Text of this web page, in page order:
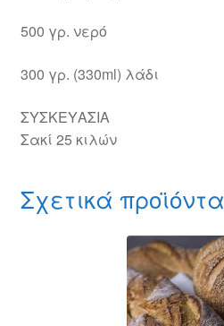
500 γρ. νερό
300 γρ. (330ml) λάδι
ΣΥΣΚΕΥΑΣΙΑ
Σακί 25 κιλών
Σχετικά προϊόντα